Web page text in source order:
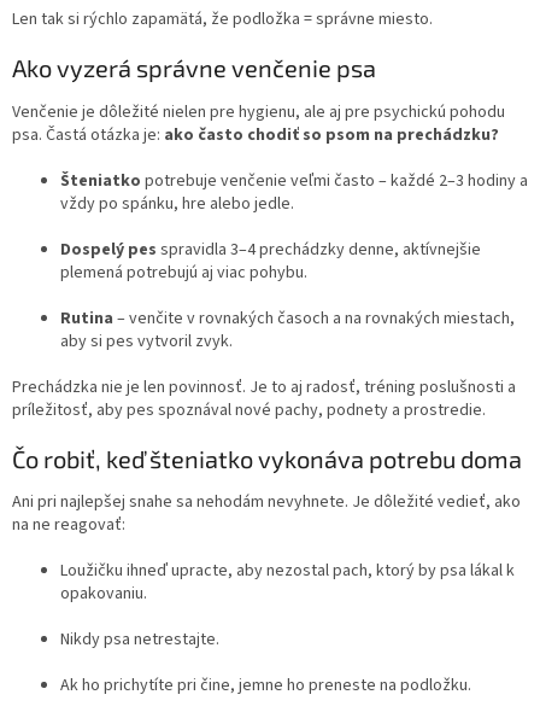
Len tak si rýchlo zapamätá, že podložka = správne miesto.
Ako vyzerá správne venčenie psa
Venčenie je dôležité nielen pre hygienu, ale aj pre psychickú pohodu
psa. Častá otázka je: ako často chodiť so psom na prechádzku?
Šteniatko potrebuje venčenie veľmi často – každé 2–3 hodiny a
vždy po spánku, hre alebo jedle.
Dospelý pes spravidla 3–4 prechádzky denne, aktívnejšie
plemená potrebujú aj viac pohybu.
Rutina – venčite v rovnakých časoch a na rovnakých miestach,
aby si pes vytvoril zvyk.
Prechádzka nie je len povinnosť. Je to aj radosť, tréning poslušnosti a
príležitosť, aby pes spoznával nové pachy, podnety a prostredie.
Čo robiť, keď šteniatko vykonáva potrebu doma
Ani pri najlepšej snahe sa nehodám nevyhnete. Je dôležité vedieť, ako
na ne reagovať:
Loužičku ihneď upracte, aby nezostal pach, ktorý by psa lákal k
opakovaniu.
Nikdy psa netrestajte.
Ak ho prichytíte pri čine, jemne ho preneste na podložku.